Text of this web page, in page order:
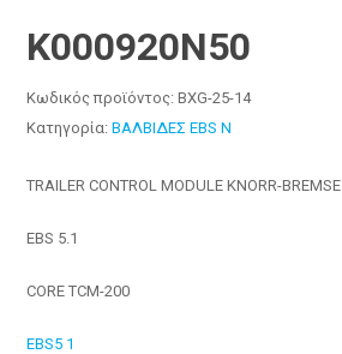
K000920N50
Κωδικός προϊόντος:BXG-25-14
Κατηγορία:ΒΑΛΒΙΔΕΣ EBS N
TRAILER CONTROL MODULE KNORR-BREMSE
EBS 5.1
CORE TCM-200
EBS5 1